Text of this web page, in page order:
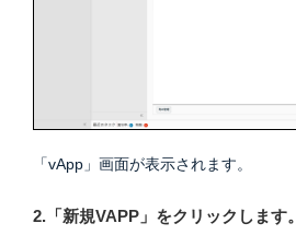
「vApp」画面が表示されます。
2.「新規VAPP」をクリックします。